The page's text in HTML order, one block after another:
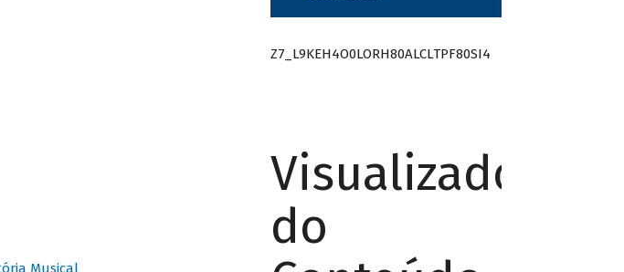
Z7_L9KEH4O0LORH80ALCLTPF80SI4
Visualizador
do